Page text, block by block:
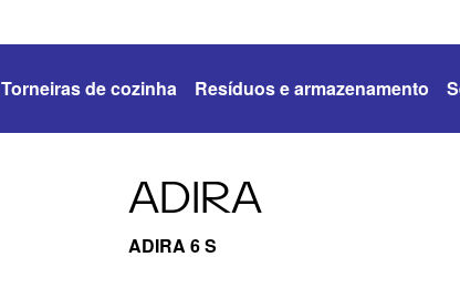
Torneiras de cozinha Resíduos e armazenamento
ADIRA
ADIRA 6 S